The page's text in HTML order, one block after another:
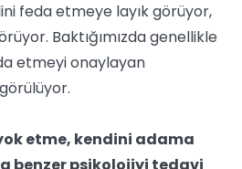
feda etmeye layık görüyor,
Baktığımızda genellikle
etmeyi onaylayan
etme, kendini adama